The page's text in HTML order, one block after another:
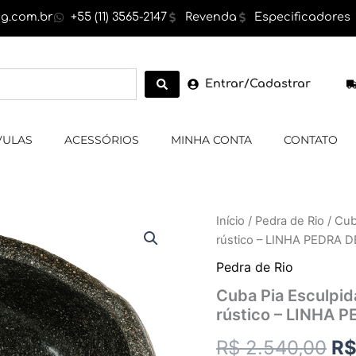
+55 (11) 3565-2147 Revenda Especificadores
Entrar/Cadastrar
ACESSÓRIOS MINHA CONTA CONTATO
Início / Pedra de Rio /
rústico – LINHA PEDRA
Pedra de Rio
Cuba Pia
rústico – LINHA
R$2.540,00
O
R$
Cuba
Pia
em
de
Rio,
cinza,exterior